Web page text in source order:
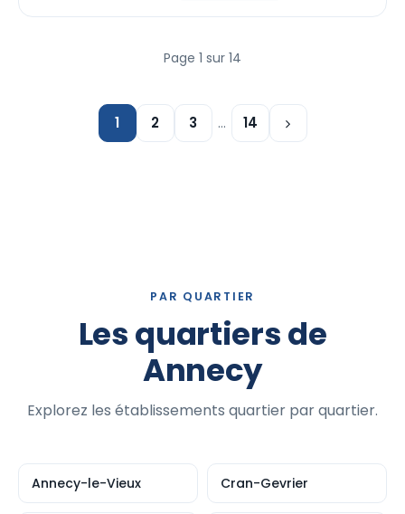
Page 1 sur 14
1 2 3 … 14
PAR QUARTIER
Les quartiers de
Annecy
Explorez les établissements quartier par quartier.
Annecy-le-Vieux Cran-Gevrier